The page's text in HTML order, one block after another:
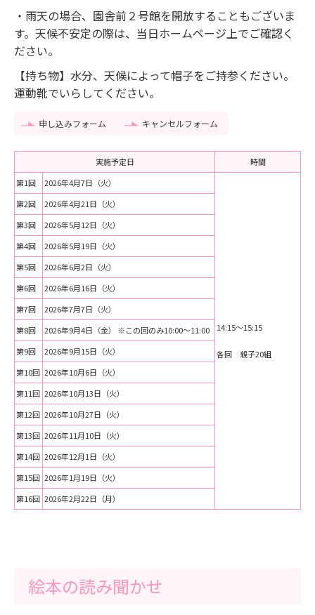
・雨天の場合、園舎前２号館を開放することもございま
す。天候不安定の際は、当日ホームページ上でご確認く
ださい。
【持ち物】水分、天候によって帽子をご持参ください。
運動靴でいらしてください。
申し込みフォーム キャンセルフォーム
実施予定日
時間
第1回
2026年4月7日（火）
14:15～15:15
各回 親子20組
第2回
2026年4月21日（火）
第3回
2026年5月12日（火）
第4回
2026年5月19日（火）
第5回
2026年6月2日（火）
第6回
2026年6月16日（火）
第7回
2026年7月7日（火）
第8回
2026年9月4日（金） ※この回のみ10:00～11:00
第9回
2026年9月15日（火）
第10回 2026年10月6日（火）
第11回 2026年10月13日（火）
第12回 2026年10月27日（火）
第13回 2026年11月10日（火）
第14回 2026年12月1日（火）
第15回 2026年1月19日（火）
第16回 2026年2月22日（月）
絵本の読み聞かせ